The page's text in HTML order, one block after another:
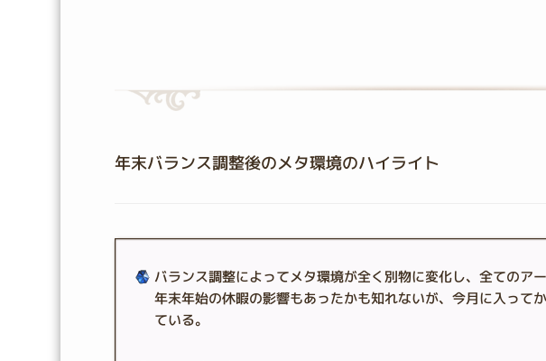
年末バランス調整後のメタ環境のハイライト
バランス調整によってメタ環境が全く別物に変化し、全てのア
年末年始の休暇の影響もあったかも知れないが、今月に入って
ている。